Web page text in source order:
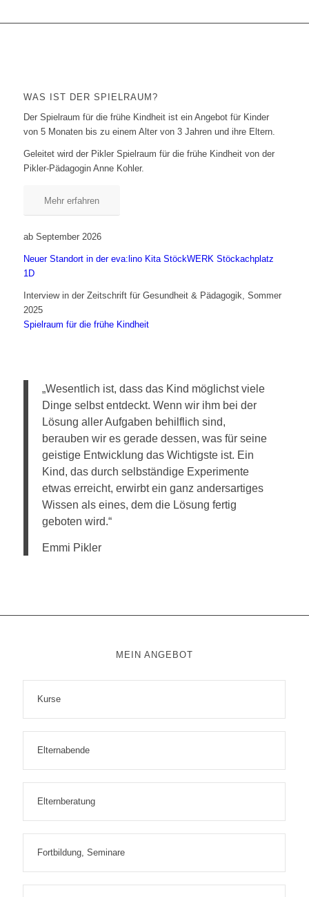
WAS IST DER SPIELRAUM?
Der Spielraum für die frühe Kindheit ist ein Angebot für Kinder
von 5 Monaten bis zu einem Alter von 3 Jahren und ihre Eltern.
Geleitet wird der Pikler Spielraum für die frühe Kindheit von der
Pikler-Pädagogin Anne Kohler.
Mehr erfahren
ab September 2026
Neuer Standort in der eva:lino Kita StöckWERK Stöckachplatz
1D
Interview in der Zeitschrift für Gesundheit & Pädagogik, Sommer
2025
Spielraum für die frühe Kindheit
„Wesentlich ist, dass das Kind möglichst viele
Dinge selbst entdeckt. Wenn wir ihm bei der
Lösung aller Aufgaben behilflich sind,
berauben wir es gerade dessen, was für seine
geistige Entwicklung das Wichtigste ist. Ein
Kind, das durch selbständige Experimente
etwas erreicht, erwirbt ein ganz andersartiges
Wissen als eines, dem die Lösung fertig
geboten wird.“
Emmi Pikler
MEIN ANGEBOT
Kurse
Elternabende
Elternberatung
Fortbildung, Seminare